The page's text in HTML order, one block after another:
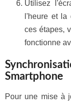
Utilisez
l'heure et la
ces étapes,
fonctionne
Smartphone
Pour une mise à